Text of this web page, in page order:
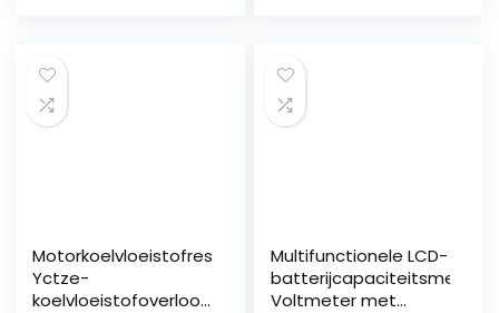
Motorkoelvloeistofreservoir,
Yctze-
koelvloeistofoverloopreservoir
Multifunctionele LCD-
batterijcapaciteitsmeter
Voltmeter met